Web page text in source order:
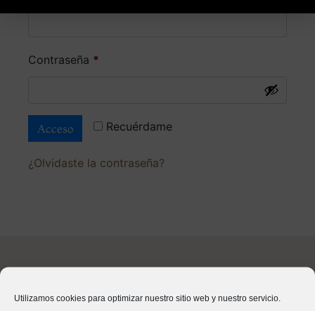
Utilizamos cookies para optimizar nuestro sitio web y nuestro servicio.
Contraseña *
Recuérdame
Acceso
¿Olvidaste la contraseña?